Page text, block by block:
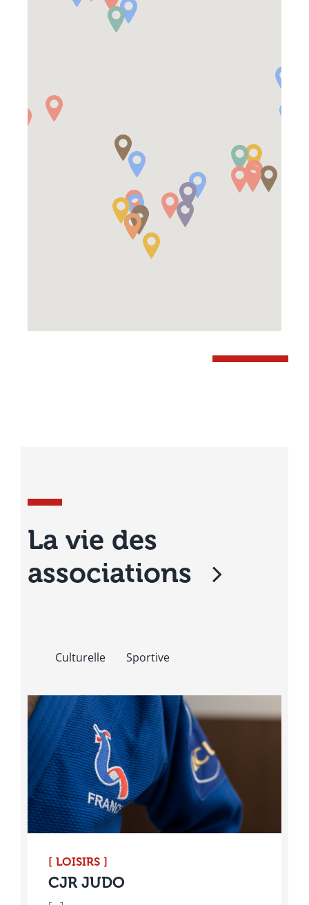
La vie des
associations
Culturelle Sportive
[ LOISIRS ]
CJR JUDO